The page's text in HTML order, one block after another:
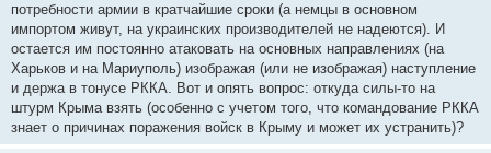
потребности армии в кратчайшие сроки (а немцы в основном
импортом живут, на украинских производителей не надеются). И
остается им постоянно атаковать на основных направлениях (на
Харьков и на Мариуполь) изображая (или не изображая) наступление
и держа в тонусе РККА. Вот и опять вопрос: откуда силы-то на
штурм Крыма взять (особенно с учетом того, что командование РККА
знает о причинах поражения войск в Крыму и может их устранить)?